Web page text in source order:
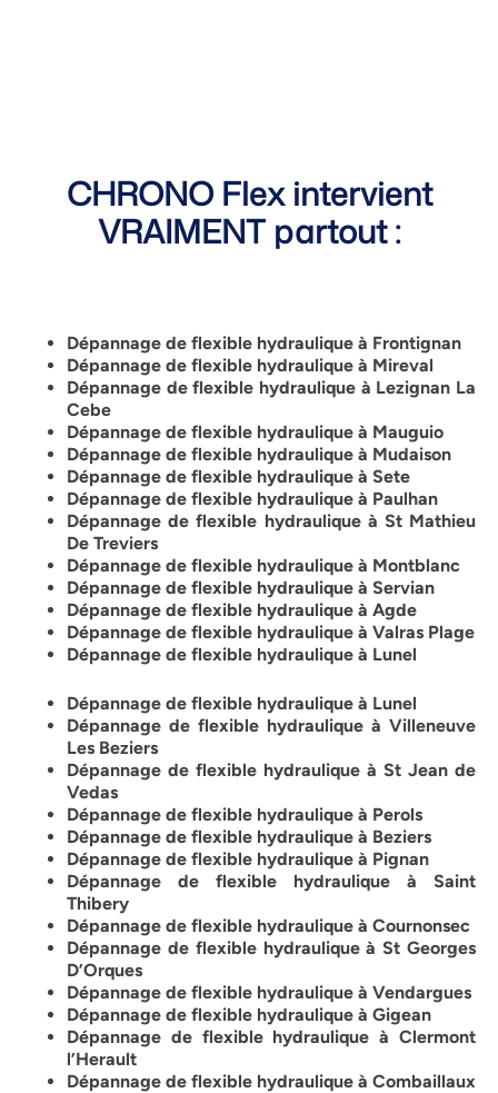
CHRONO Flex intervient
VRAIMENT partout :
Dépannage de flexible hydraulique à Frontignan
Dépannage de flexible hydraulique à Mireval
Dépannage de flexible hydraulique à Lezignan La
Cebe
Dépannage de flexible hydraulique à Mauguio
Dépannage de flexible hydraulique à Mudaison
Dépannage de flexible hydraulique à Sete
Dépannage de flexible hydraulique à Paulhan
Dépannage de flexible hydraulique à St Mathieu
De Treviers
Dépannage de flexible hydraulique à Montblanc
Dépannage de flexible hydraulique à Servian
Dépannage de flexible hydraulique à Agde
Dépannage de flexible hydraulique à Valras Plage
Dépannage de flexible hydraulique à Lunel
Dépannage de flexible hydraulique à Lunel
Dépannage de flexible hydraulique à Villeneuve
Les Beziers
Dépannage de flexible hydraulique à St Jean de
Vedas
Dépannage de flexible hydraulique à Perols
Dépannage de flexible hydraulique à Beziers
Dépannage de flexible hydraulique à Pignan
Dépannage de flexible hydraulique à Saint
Thibery
Dépannage de flexible hydraulique à Cournonsec
Dépannage de flexible hydraulique à St Georges
D’Orques
Dépannage de flexible hydraulique à Vendargues
Dépannage de flexible hydraulique à Gigean
Dépannage de flexible hydraulique à Clermont
l’Herault
Dépannage de flexible hydraulique à Combaillaux